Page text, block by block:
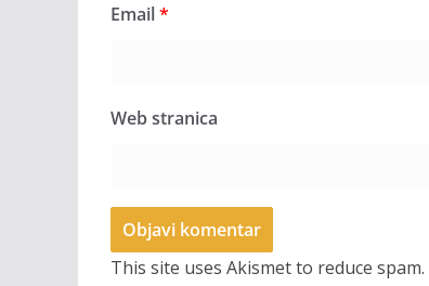
Email*
Web stranica
This site uses Akismet to reduce spam.